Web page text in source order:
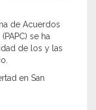
de Acuerdos
se ha
de los y las
en San